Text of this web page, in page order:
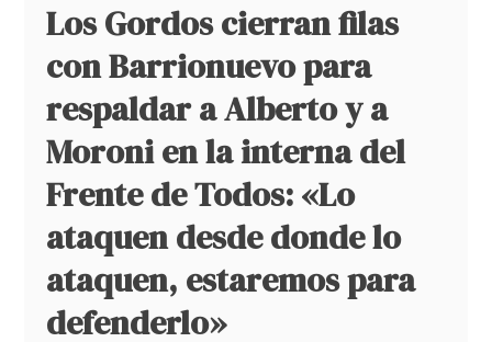
Los Gordos cierran filas
con Barrionuevo para
respaldar a Alberto y a
Moroni en la interna del
Frente de Todos: «Lo
ataquen desde donde lo
ataquen, estaremos para
defenderlo»